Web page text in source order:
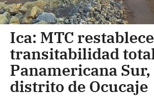
Ica: MTC
transitabilidad
Panamericana Sur,
distrito de Ocucaje